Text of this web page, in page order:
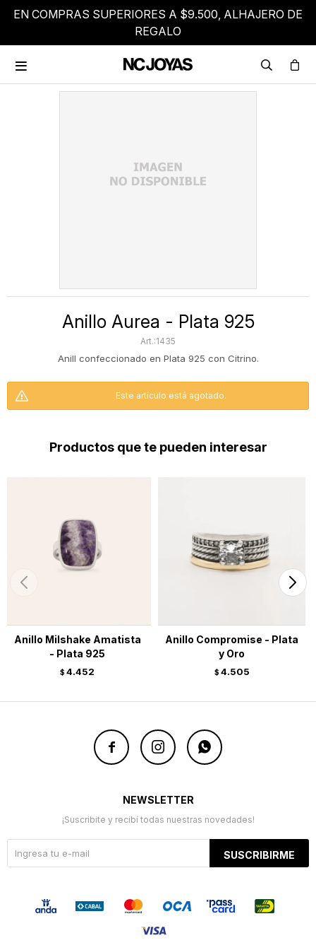
EN COMPRAS SUPERIORES A $9.500, ALHAJERO DE
REGALO

Anillo Aurea - Plata 925
1435
Anill confeccionado en Plata 925 con Citrino.
Este artículo está agotado.
Productos que te pueden interesar
Anillo Milshake Amatista
- Plata 925
$ 4.452
Anillo Compromise - Plata
y Oro
$ 4.505
  
NEWSLETTER
¡Suscribite y recibí todas nuestras novedades!
SUSCRIBIRME